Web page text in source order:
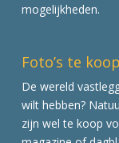
mogelijkheden.
Foto’s te koop
De wereld
wilt hebben?
zijn wel te koop